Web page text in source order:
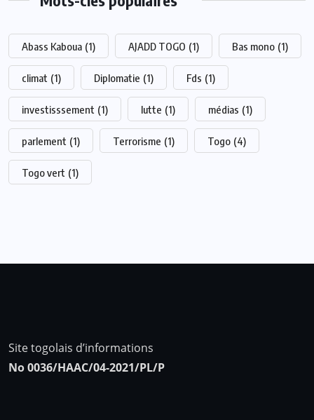
Abass Kaboua (1) AJADD TOGO (1) Bas mono (1)
climat (1) Diplomatie (1) Fds (1)
investisssement (1) lutte (1) médias (1)
parlement (1) Terrorisme (1) Togo (4)
Togo vert (1)
Site togolais d’informations
No 0036/HAAC/04-2021/PL/P